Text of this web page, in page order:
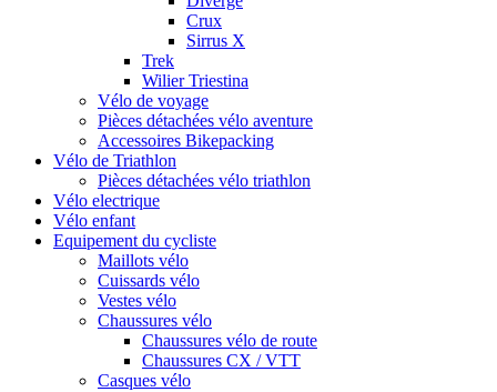
Crux
Sirrus X
Trek
Wilier Triestina
Vélo de voyage
Pièces détachées vélo aventure
Accessoires Bikepacking
Vélo de Triathlon
Pièces détachées vélo triathlon
Vélo electrique
Vélo enfant
Equipement du cycliste
Maillots vélo
Cuissards vélo
Vestes vélo
Chaussures vélo
Chaussures vélo de route
Chaussures CX / VTT
Casques vélo